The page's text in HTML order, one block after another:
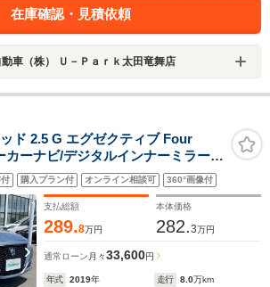
在庫確認・見積依頼
車（株） Ｕ－Ｐａｒｋ太田竜舞店
ド 2.5 G エグゼクティブ Four
ーナビ/デジタルインナーミラー/
/Bluetooth/プリクラッシュセーフ
スト/レーダークルーズコントロー
購入プラン付 オンライン相談可 360°画像付
支払総額
289.8万円
本体価格
282.3万円
通常ローン 月々33,600円
年式 2019年 走行 8.0万km